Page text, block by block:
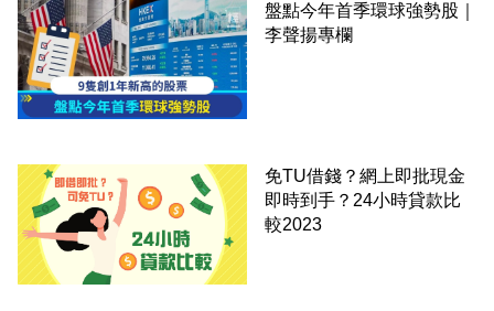
盤點今年首季環球強勢股｜
李聲揚專欄
免TU借錢？網上即批現金
即時到手？24小時貸款比
較2023